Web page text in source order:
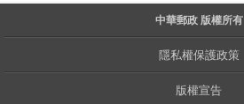
中華郵政 版權所有
隱私權保護政策
版權宣告